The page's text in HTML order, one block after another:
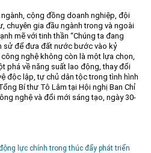
cộng đồng doanh nghiệp, đội
chuyên gia đầu ngành trong và ngoài
mẽ với tinh thần “Chúng ta đang
để đưa đất nước bước vào kỷ
nghệ không còn là một lựa chọn,
phá về năng suất lao động, thay đổi
độc lập, tự chủ dân tộc trong tình hình
Bí thư Tô Lâm tại Hội nghị Ban Chỉ
nghệ và đổi mới sáng tạo, ngày 30-
lực chính trong thúc đẩy phát triển